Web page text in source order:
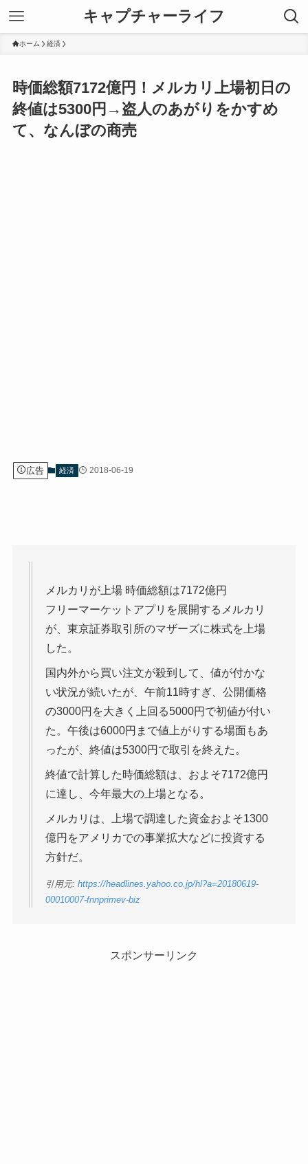
キャプチャーライフ
ホーム 経済
時価総額7172億円！メルカリ上場初日の
終値は5300円→盗人のあがりをかすめ
て、なんぼの商売
広告 経済 2018-06-19
メルカリが上場 時価総額は7172億円
フリーマーケットアプリを展開するメルカリ
が、東京証券取引所のマザーズに株式を上場
した。
国内外から買い注文が殺到して、値が付かな
い状況が続いたが、午前11時すぎ、公開価格
の3000円を大きく上回る5000円で初値が付い
た。午後は6000円まで値上がりする場面もあ
ったが、終値は5300円で取引を終えた。
終値で計算した時価総額は、およそ7172億円
に達し、今年最大の上場となる。
メルカリは、上場で調達した資金およそ1300
億円をアメリカでの事業拡大などに投資する
方針だ。
引用元: https://headlines.yahoo.co.jp/hl?a=20180619-
00010007-fnnprimev-biz
スポンサーリンク